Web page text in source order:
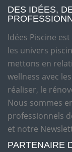
DES IDÉES,
Idées Piscine
les univers
mettons en
wellness avec
réaliser, le
Nous sommes
professionnels
et notre
PARTENAIRE